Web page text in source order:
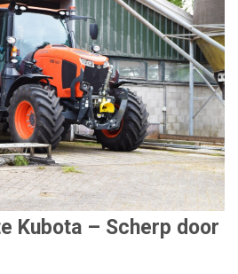
Kubota – Scherp door